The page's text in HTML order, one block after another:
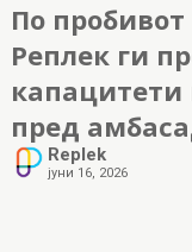
По
Реплек ги
капацитети
пред
Replek
јуни 16, 2026